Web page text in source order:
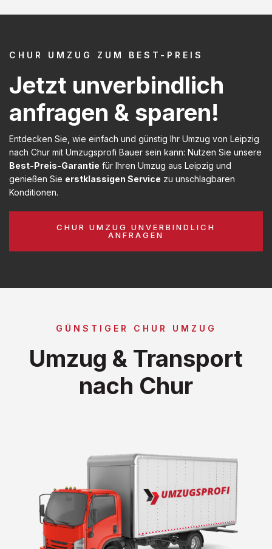
CHUR UMZUG ZUM BEST-PREIS
Jetzt unverbindlich
anfragen & sparen!
Entdecken Sie, wie einfach und günstig Ihr Umzug von Leipzig
nach Chur mit Umzugsprofi Bauer sein kann: Nutzen Sie unsere
Best-Preis-Garantie für Ihren Umzug aus Leipzig und
genießen Sie erstklassigen Service zu unschlagbaren
Konditionen.
CHUR UMZUG UNVERBINDLICH
ANFRAGEN
GÜNSTIGER CHUR UMZUG
Umzug & Transport
nach Chur